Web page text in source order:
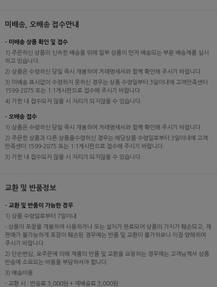
미배송, 오배송 접수안내
- 미배송 상품 확인 및 접수
1) 주문하신 상품의 신속한 배송을 위해 일부 상품이 먼저 배송되는 부분 배송제를 실시
하고 있습니다.
2) 상품은 수령하신 당일 즉시 개봉하여 거래명세서와 함께 확인해 주시기 바랍니다.
3) 미배송 표시없이 수령하지 못하신 경우는 상품 수령일부터 3일이내에 고객만족센터
1599-2875 또는 1:1게시판으로 접수해 주시기 바랍니다.
4) 기한 내 접수되지 않을 시 처리가 되지않을 수 있습니다.
- 오배송 접수
1) 상품은 수령하신 당일 즉시 개봉하여 거래명세서와 함께 확인해 주시기 바랍니다.
2) 주문한 상품과 다른 상품을수령하신 경우는 해당상품 수령일로부터 3일이내에 고객
만족센터 1599-2875 또는 1:1게시판으로 접수해 주시기 바랍니다.
3) 기한 내 접수되지 않을 시 처리가 되지않을 수 있습니다.
교환 및 반품정보
- 교환 및 반품이 가능한 경우
1) 상품 수령일로부터 7일이내
- 상품의 포장을 개봉하여 사용하거나 또는 설치가 완료되어 상품의 가치가 훼손되고, 재
판매가 불가능하게 포장이 훼손된 경우에는 반품 및 교환이 불가하오니 이점 양해하여
주시기 바랍니다.
2) 단순변심, 오주문에 의해 제품의 반품 및 교환을 요청하는 경우에는 고객님께서 상품
반송에 소요되는 비용을 부담하셔야 합니다.
3) 배송비용
- 교환 시 : 반송료 3,000원 + 재배송료 3,000원